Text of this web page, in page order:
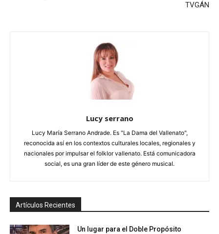
TVGÁN
Lucy serrano
Lucy María Serrano Andrade. Es "La Dama del Vallenato",
reconocida así en los contextos culturales locales, regionales y
nacionales por impulsar el folklor vallenato. Está comunicadora
social, es una gran líder de este género musical.
Artículos Recientes
Un lugar para el Doble Propósito